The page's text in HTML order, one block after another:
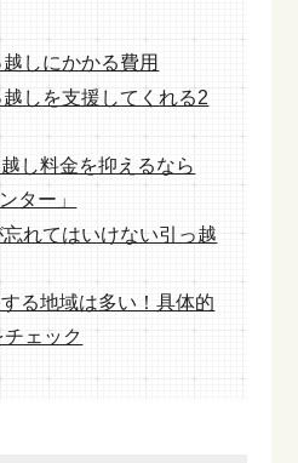
しにかかる費用
しを支援してくれる2
し料金を抑えるなら
ター」
れてはいけない引っ越
る地域は多い！具体的
ェック